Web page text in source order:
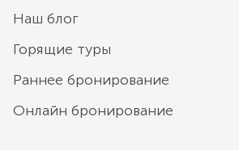
Наш блог
Горящие туры
Раннее бронирование
Онлайн бронирование